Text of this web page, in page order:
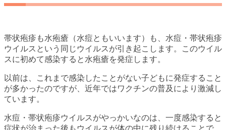
帯状疱疹も水疱瘡（水痘ともいいます）も、水痘・帯状疱疹
ウイルスという同じウイルスが引き起こします。このウイル
スに初めて感染すると水疱瘡を発症します。
以前は、これまで感染したことがない子どもに発症すること
が多かったのですが、近年ではワクチンの普及により激減し
ています。
水痘・帯状疱疹ウイルスがやっかいなのは、一度感染すると
症状が治まった後もウイルスが体の中に残り続けることで